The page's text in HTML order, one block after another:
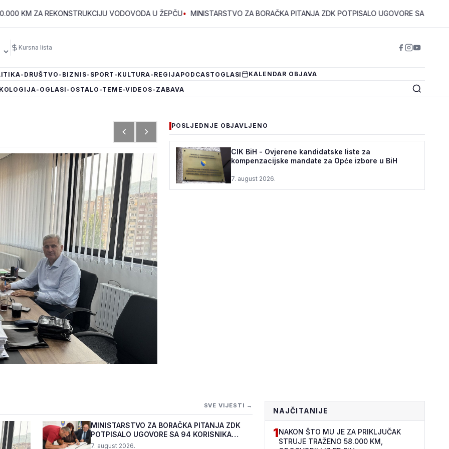
REKONSTRUKCIJU VODOVODA U ŽEPČU• MINISTARSTVO ZA BORAČKA PITANJA ZDK POTPISALO UGOVORE SA 94 KORISNIKA
Kursna lista
-DRUŠTVO -BIZNIS-SPORT -KULTURA-REGIJAPODCAST OGLASI KALENDAR OBJAVA
-OGLASI -OSTALO -TEME -VIDEOS-ZABAVA
U ŽEPČU
POSLJEDNJE OBJAVLJENO
CIK BiH - Ovjerene kandidatske liste za
kompenzacijske mandate za Opće izbore u BiH
7. august 2026.
SVE VIJESTI →
MINISTARSTVO ZA BORAČKA PITANJA ZDK
POTPISALO UGOVORE SA 94 KORISNIKA
PROGRAMA "BIZNIS PL...
7. august 2026.
NAJČITANIJE
1NAKON ŠTO MU JE ZA PRIKLJUČAK
STRUJE TRAŽENO 58.000 KM,